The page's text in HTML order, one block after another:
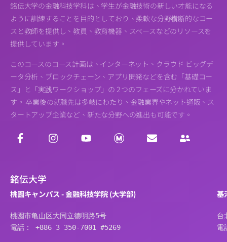
銘伝大学の金融科技学科は、学生が金融技術の新しい才能になる
ように訓練することを目的としており、柔軟な分野横断的なコー
スと教師を提供し、教員、教育機器、スペースなどのリソースを
提供しています。
このコースのコース計画は、インターネット、クラウド ビッグデ
ータ分析、ブロックチェーン、アプリ開発などを含む「基礎コー
ス」と「実践ワークショップ」の 2 つのフェーズに分かれていま
す。 卒業後の就職先は多岐にわたり、金融業界やネット通販、ス
タートアップ企業など、新たな分野への進出も可能です。
銘伝大学
桃園キャンパス - 金融科技学院 (大学部)
桃園市亀山区大同立德明路5号
電話： +886 3 350-7001 #5269
基
台
電